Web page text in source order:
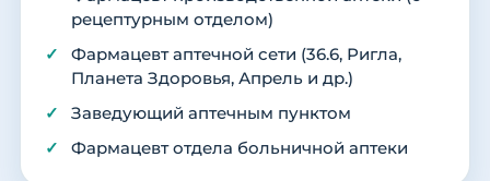
рецептурным отделом)
Фармацевт аптечной сети (36.6, Ригла,
Планета Здоровья, Апрель и др.)
Заведующий аптечным пунктом
Фармацевт отдела больничной аптеки